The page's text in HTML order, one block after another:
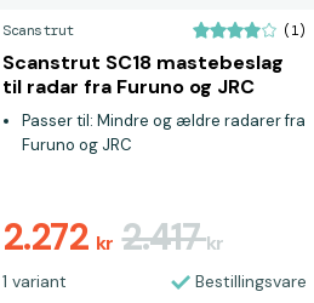
Scanstrut (1)
Scanstrut SC18 mastebeslag
til radar fra Furuno og JRC
Passer til: Mindre og ældre radarer fra
Furuno og JRC
2.272 kr 2.417kr
1 variant Bestillingsvare